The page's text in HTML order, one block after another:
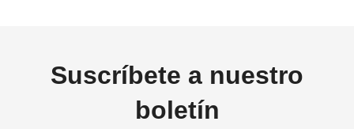
Suscríbete a nuestro
boletín